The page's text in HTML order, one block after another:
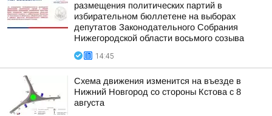
размещения политических партий в
избирательном бюллетене на выборах
депутатов Законодательного Собрания
Нижегородской области восьмого созыва
14:45
Схема движения изменится на въезде в
Нижний Новгород со стороны Кстова с 8
августа